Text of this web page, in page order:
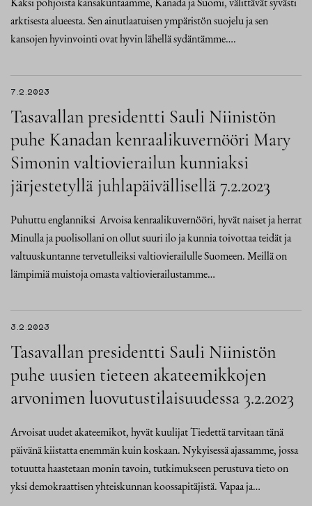
arktisesta alueesta. Sen ainutlaatuisen ympäristön suojelu ja sen
kansojen hyvinvointi ovat hyvin lähellä sydäntämme….
7.2.2023
Tasavallan presidentti Sauli Niinistön
puhe Kanadan kenraalikuvernööri Mary
Simonin valtiovierailun kunniaksi
järjestetyllä juhlapäivällisellä 7.2.2023
Puhuttu englanniksi Arvoisa kenraalikuvernööri, hyvät naiset ja herrat
Minulla ja puolisollani on ollut suuri ilo ja kunnia toivottaa teidät ja
valtuuskuntanne tervetulleiksi valtiovierailulle Suomeen. Meillä on
lämpimiä muistoja omasta valtiovierailustamme…
3.2.2023
Tasavallan presidentti Sauli Niinistön
puhe uusien tieteen akateemikkojen
arvonimen luovutustilaisuudessa 3.2.2023
Arvoisat uudet akateemikot, hyvät kuulijat Tiedettä tarvitaan tänä
päivänä kiistatta enemmän kuin koskaan. Nykyisessä ajassamme, jossa
totuutta haastetaan monin tavoin, tutkimukseen perustuva tieto on
yksi demokraattisen yhteiskunnan koossapitäjistä. Vapaa ja…